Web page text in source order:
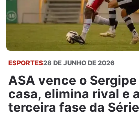
ESPORTES28 DE JUNHO DE 2026
ASA vence o
casa, elimina rival e
terceira fase da